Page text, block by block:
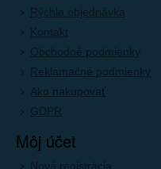
Rýchla objednávka
Kontakt
Obchodné podmienky
Reklamačné podmienky
Ako nakupovať
GDPR
Môj účet
Nová registrácia